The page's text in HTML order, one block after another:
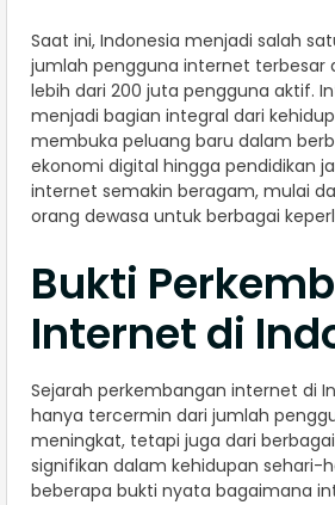
Saat ini, Indonesia menjadi salah
jumlah pengguna internet terbesar
lebih dari 200 juta pengguna aktif.
menjadi bagian integral dari
membuka peluang baru dalam
ekonomi digital hingga pendidikan
internet semakin beragam, mulai
orang dewasa untuk berbagai
Bukti
Internet di
Sejarah perkembangan internet di
hanya tercermin dari jumlah
meningkat, tetapi juga dari
signifikan dalam kehidupan sehari-
beberapa bukti nyata bagaimana